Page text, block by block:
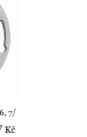
7/
Kč